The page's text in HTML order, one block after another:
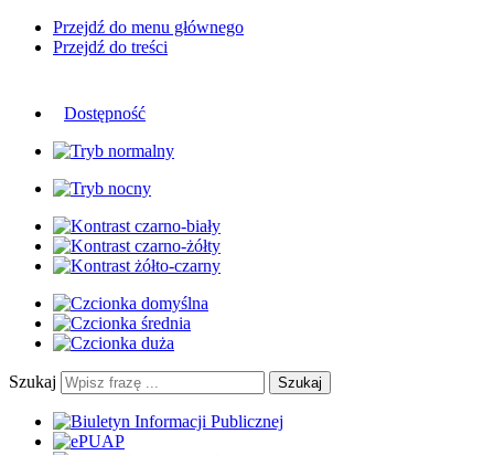
Przejdź do menu głównego
Przejdź do treści
Dostępność
Szukaj Szukaj